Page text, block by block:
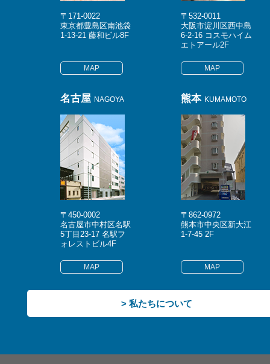
〒171-0022
東京都豊島区南池袋
1-13-21 藤和ビル8F
MAP
〒532-0011
大阪市淀川区西中島
6-2-16 コスモハイム
エトアール2F
MAP
名古屋 NAGOYA
〒450-0002
名古屋市中村区名駅
5丁目23-17 名駅フ
ォレストビル4F
MAP
熊本 KUMAMOTO
〒862-0972
熊本市中央区新大江
1-7-45 2F
MAP
> 私たちについて